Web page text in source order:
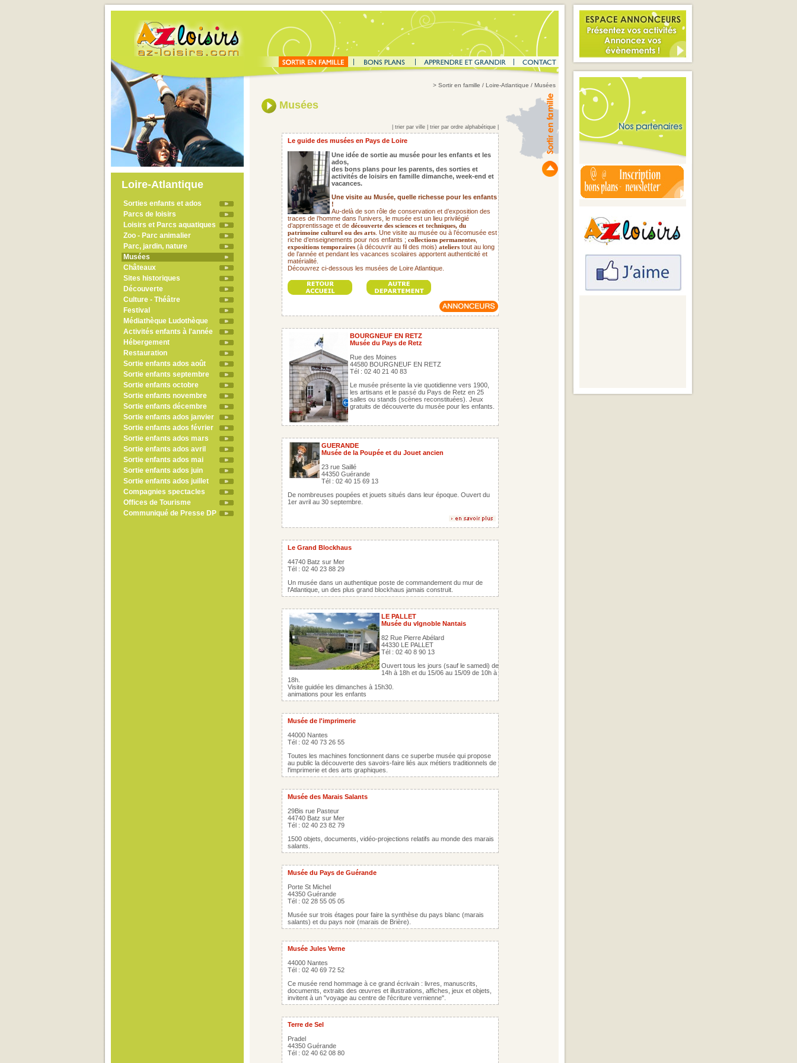
Loire-Atlantique
Sorties enfants et ados
Parcs de loisirs
Loisirs et Parcs aquatiques
Zoo - Parc animalier
Parc, jardin, nature
Musées
Châteaux
Sites historiques
Découverte
Culture - Théâtre
Festival
Médiathèque Ludothèque
Activités enfants à l'année
Hébergement
Restauration
Sortie enfants ados août
Sortie enfants septembre
Sortie enfants octobre
Sortie enfants novembre
Sortie enfants décembre
Sortie enfants ados janvier
Sortie enfants ados février
Sortie enfants ados mars
Sortie enfants ados avril
Sortie enfants ados mai
Sortie enfants ados juin
Sortie enfants ados juillet
Compagnies spectacles
Offices de Tourisme
Communiqué de Presse DP
> Sortir en famille / Loire-Atlantique / Musées
Musées
trier par ville trier par ordre alphabétique
Le guide des musées en Pays de Loire
Une idée de sortie au musée pour les enfants et les
ados,
des bons plans pour les parents, des sorties et
activités de loisirs en famille dimanche, week-end et
vacances.
Une visite au Musée, quelle richesse pour les enfants
!
Au-delà de son rôle de conservation et d’exposition des
traces de l’homme dans l’univers, le musée est un lieu privilégié
d’apprentissage et de découverte des sciences et techniques, du
patrimoine culturel ou des arts . Une visite au musée ou à l’écomusée est
riche d’enseignements pour nos enfants ; collections permanentes
expositions temporaires (à découvrir au fil des mois) ateliers tout au long
de l’année et pendant les vacances scolaires apportent authenticité et
matérialité.
Découvrez ci-dessous les musées de Loire Atlantique.
BOURGNEUF EN RETZ
Musée du Pays de Retz
Rue des Moines
44580 BOURGNEUF EN RETZ
Tél : 02 40 21 40 83
Le musée présente la vie quotidienne vers 1900,
les artisans et le passé du Pays de Retz en 25
salles ou stands (scènes reconstituées). Jeux
gratuits de découverte du musée pour les enfants.
GUERANDE
Musée de la Poupée et du Jouet ancien
23 rue Saillé
44350 Guérande
Tél : 02 40 15 69 13
De nombreuses poupées et jouets situés dans leur époque. Ouvert du
1er avril au 30 septembre.
Le Grand Blockhaus
44740 Batz sur Mer
Tél : 02 40 23 88 29
Un musée dans un authentique poste de commandement du mur de
l'Atlantique, un des plus grand blockhaus jamais construit.
LE PALLET
Musée du vIgnoble Nantais
82 Rue Pierre Abélard
44330 LE PALLET
Tél : 02 40 8 90 13
Ouvert tous les jours (sauf le samedi) de
14h à 18h et du 15/06 au 15/09 de 10h à
18h.
Visite guidée les dimanches à 15h30.
animations pour les enfants
Musée de l'imprimerie
44000 Nantes
Tél : 02 40 73 26 55
Toutes les machines fonctionnent dans ce superbe musée qui propose
au public la découverte des savoirs-faire liés aux métiers traditionnels de
l'imprimerie et des arts graphiques.
Musée des Marais Salants
29Bis rue Pasteur
44740 Batz sur Mer
Tél : 02 40 23 82 79
1500 objets, documents, vidéo-projections relatifs au monde des marais
salants.
Musée du Pays de Guérande
Porte St Michel
44350 Guérande
Tél : 02 28 55 05 05
Musée sur trois étages pour faire la synthèse du pays blanc (marais
salants) et du pays noir (marais de Brière).
Musée Jules Verne
44000 Nantes
Tél : 02 40 69 72 52
Ce musée rend hommage à ce grand écrivain : livres, manuscrits,
documents, extraits des œuvres et illustrations, affiches, jeux et objets,
invitent à un "voyage au centre de l'écriture vernienne".
Terre de Sel
Pradel
44350 Guérande
Tél : 02 40 62 08 80